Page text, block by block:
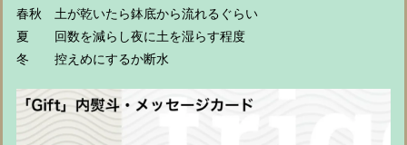
春秋 土が乾いたら鉢底から流れるぐらい
夏 回数を減らし夜に土を湿らす程度
冬 控えめにするか断水